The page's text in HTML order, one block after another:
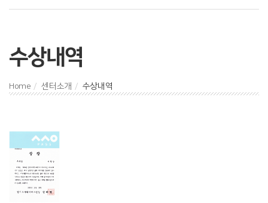
수상내역
Home 센터소개 수상내역